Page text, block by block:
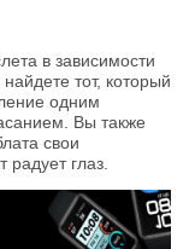
в зависимости
тот, который
одним
Вы также
свои
глаз.